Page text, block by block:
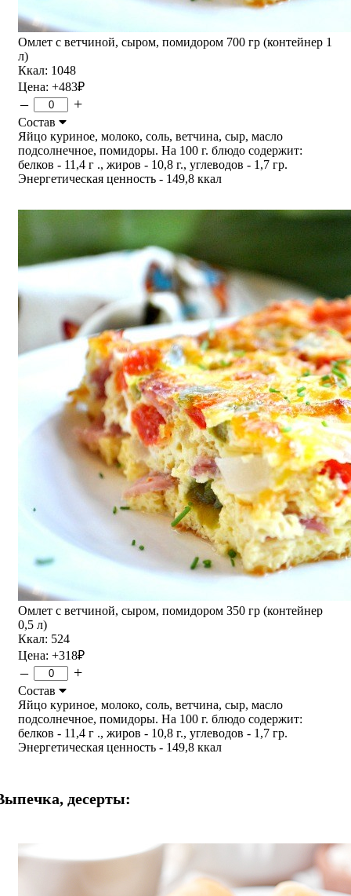
Омлет с ветчиной, сыром, помидором 700 гр (контейнер 1
л)
Ккал: 1048
Цена: +483₽
– +
Состав
Яйцо куриное, молоко, соль, ветчина, сыр, масло
подсолнечное, помидоры. На 100 г. блюдо содержит:
белков - 11,4 г ., жиров - 10,8 г., углеводов - 1,7 гр.
Энергетическая ценность - 149,8 ккал
Омлет с ветчиной, сыром, помидором 350 гр (контейнер
0,5 л)
Ккал: 524
Цена: +318₽
– +
Состав
Яйцо куриное, молоко, соль, ветчина, сыр, масло
подсолнечное, помидоры. На 100 г. блюдо содержит:
белков - 11,4 г ., жиров - 10,8 г., углеводов - 1,7 гр.
Энергетическая ценность - 149,8 ккал
десерты: